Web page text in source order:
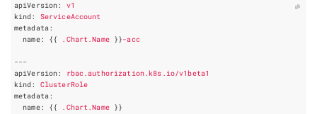
apiVersion:
v1
kind :
ServiceAccount
metadata:
name: {{ .Chart.Name }}-acc
---
apiVersion:
rbac.authorization.k8s.io/v1beta1
kind :
ClusterRole
metadata:
name: {{ .Chart.Name }}